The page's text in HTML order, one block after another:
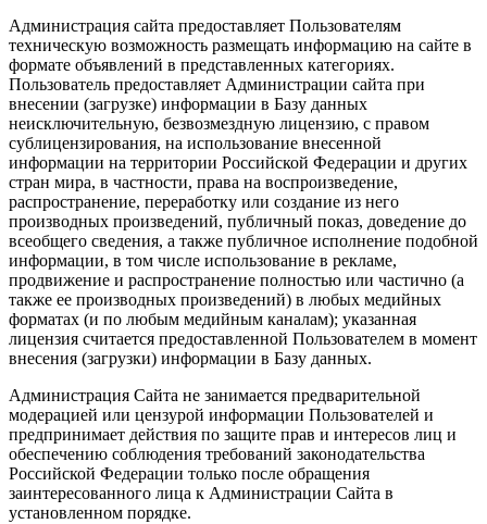
Администрация сайта предоставляет Пользователям
техническую возможность размещать информацию на сайте в
формате объявлений в представленных категориях.
Пользователь предоставляет Администрации сайта при
внесении (загрузке) информации в Базу данных
неисключительную, безвозмездную лицензию, с правом
сублицензирования, на использование внесенной
информации на территории Российской Федерации и других
стран мира, в частности, права на воспроизведение,
распространение, переработку или создание из него
производных произведений, публичный показ, доведение до
всеобщего сведения, а также публичное исполнение подобной
информации, в том числе использование в рекламе,
продвижение и распространение полностью или частично (а
также ее производных произведений) в любых медийных
форматах (и по любым медийным каналам); указанная
лицензия считается предоставленной Пользователем в момент
внесения (загрузки) информации в Базу данных.
Администрация Сайта не занимается предварительной
модерацией или цензурой информации Пользователей и
предпринимает действия по защите прав и интересов лиц и
обеспечению соблюдения требований законодательства
Российской Федерации только после обращения
заинтересованного лица к Администрации Сайта в
установленном порядке.